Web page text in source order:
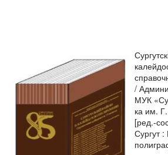
/
МУК
ка им.
[ред.-
Сургут :